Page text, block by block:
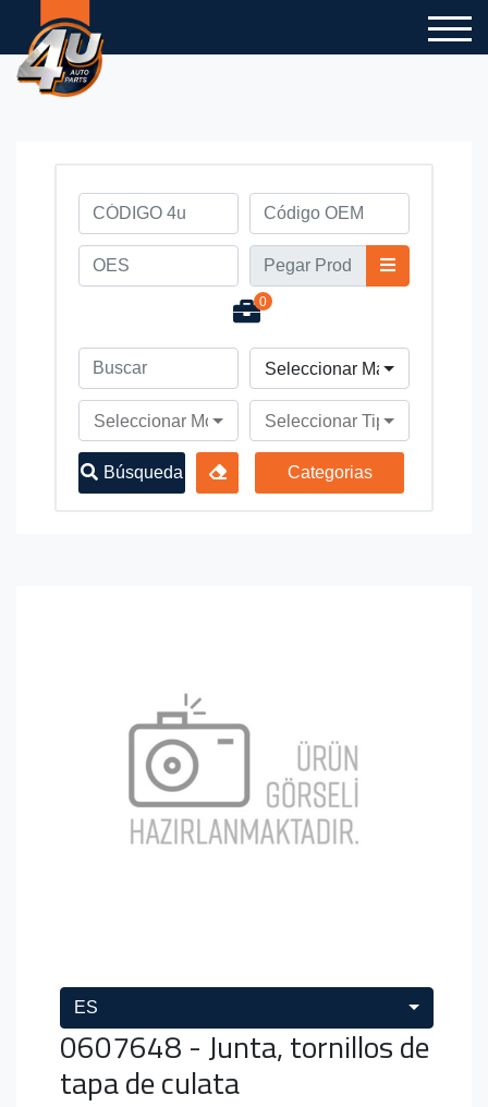
0
Seleccionar Marca de
Seleccionar Modelo de VehículoSeleccionar Tipo de
Búsqueda Categorias
ES
0607648 - Junta, tornillos de
tapa de culata